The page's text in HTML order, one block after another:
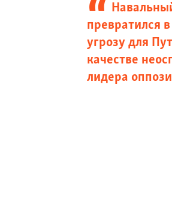
превратился
угрозу для
качестве
лидера